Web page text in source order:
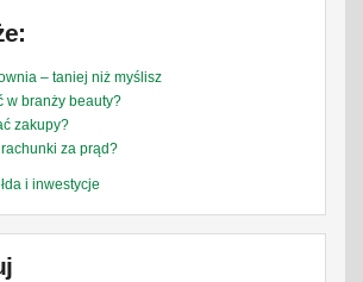
– taniej niż myślisz
w branży beauty?
zakupy?
za prąd?
i inwestycje